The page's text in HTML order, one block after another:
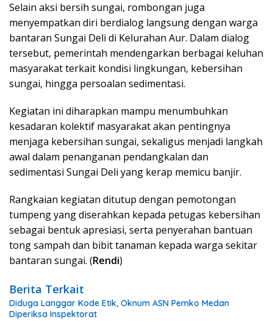
Selain aksi bersih sungai, rombongan juga
menyempatkan diri berdialog langsung dengan warga
bantaran Sungai Deli di Kelurahan Aur. Dalam dialog
tersebut, pemerintah mendengarkan berbagai keluhan
masyarakat terkait kondisi lingkungan, kebersihan
sungai, hingga persoalan sedimentasi.
Kegiatan ini diharapkan mampu menumbuhkan
kesadaran kolektif masyarakat akan pentingnya
menjaga kebersihan sungai, sekaligus menjadi langkah
awal dalam penanganan pendangkalan dan
sedimentasi Sungai Deli yang kerap memicu banjir.
Rangkaian kegiatan ditutup dengan pemotongan
tumpeng yang diserahkan kepada petugas kebersihan
sebagai bentuk apresiasi, serta penyerahan bantuan
tong sampah dan bibit tanaman kepada warga sekitar
bantaran sungai. (Rendi)
Berita Terkait
Diduga Langgar Kode Etik, Oknum ASN Pemko Medan
Diperiksa Inspektorat